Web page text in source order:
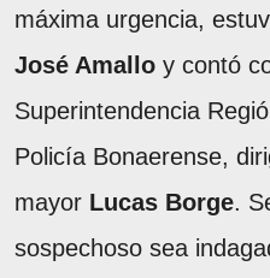
máxima urgencia,
José Amallo y contó
Superintendencia
Policía Bonaerense,
mayor Lucas Borge.
sospechoso sea